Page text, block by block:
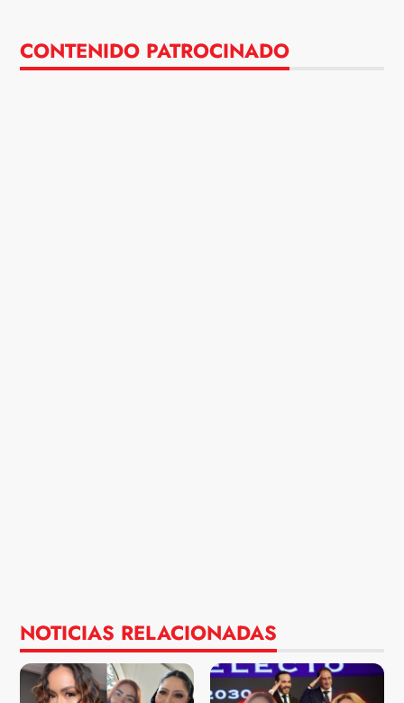
CONTENIDO PATROCINADO
NOTICIAS RELACIONADAS